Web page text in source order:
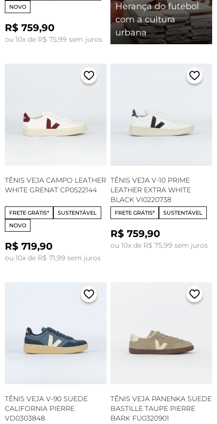
NOVO
R$ 759,90
ou 10x de R$ 75,99 sem juros
Herança do futebol
com a cultura
urbana
TÊNIS VEJA CAMPO LEATHER
WHITE GRENAT CP0522144
FRETE GRÁTIS*
SUSTENTÁVEL
NOVO
R$ 719,90
ou 10x de R$ 71,99 sem juros
TÊNIS VEJA V-10 PRIME
LEATHER EXTRA WHITE
BLACK VI0220738
FRETE GRÁTIS* SUSTENTÁVEL
R$ 759,90
ou 10x de R$ 75,99 sem juros
TÊNIS VEJA V-90 SUEDE
CALIFORNIA PIERRE
VD0303848
TÊNIS VEJA PANENKA SUEDE
BASTILLE TAUPE PIERRE
BARK FU0320901